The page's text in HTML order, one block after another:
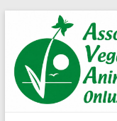
contenuto